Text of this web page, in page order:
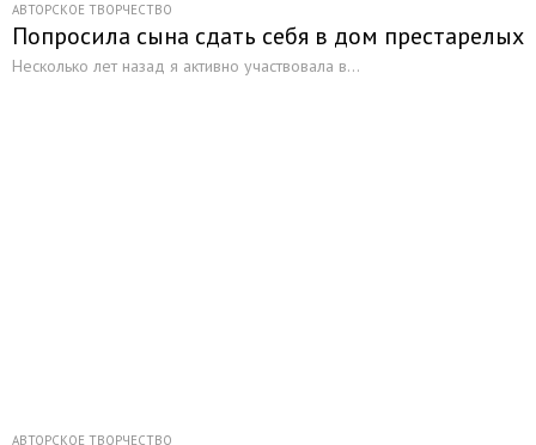
АВТОРСКОЕ ТВОРЧЕСТВО
Попросила сына сдать себя в дом престарелых
Несколько лет назад я активно участвовала в...
АВТОРСКОЕ ТВОРЧЕСТВО